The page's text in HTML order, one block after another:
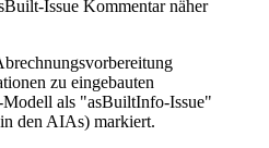
Issue Kommentar näher
zu eingebauten
Modell als "asBuiltInfo-Issue"
den AIAs) markiert.